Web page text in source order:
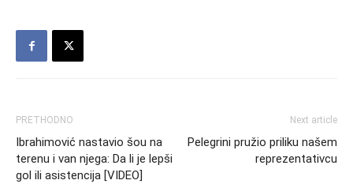
PRETHODNO
Ibrahimović nastavio šou na
terenu i van njega: Da li je lepši
gol ili asistencija [VIDEO]
Next article
Pelegrini pružio priliku našem
reprezentativcu